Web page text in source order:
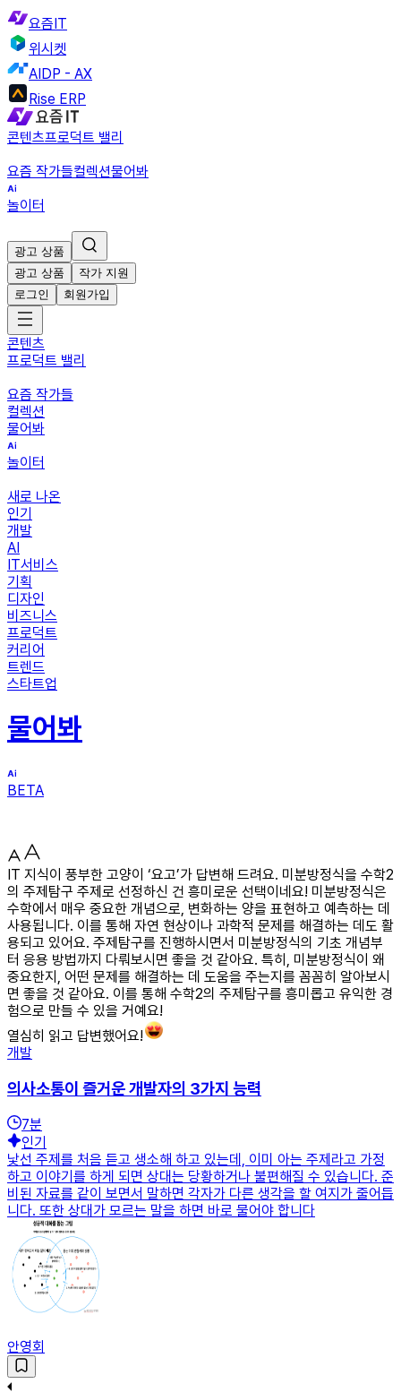
요즘IT
위시켓
AIDP - AX
Rise ERP
콘텐츠프로덕트 밸리
요즘 작가들컬렉션물어봐
놀이터
광고 상품
광고 상품
작가 지원
로그인
회원가입
콘텐츠
프로덕트 밸리
요즘 작가들
컬렉션
물어봐
놀이터
새로 나온
인기
개발
AI
IT서비스
기획
디자인
비즈니스
프로덕트
커리어
트렌드
스타트업
물어봐
BETA
IT 지식이 풍부한 고양이 ‘요고’가 답변해 드려요. 미분방정식을 수학2
의 주제탐구 주제로 선정하신 건 흥미로운 선택이네요! 미분방정식은
수학에서 매우 중요한 개념으로, 변화하는 양을 표현하고 예측하는 데
사용됩니다. 이를 통해 자연 현상이나 과학적 문제를 해결하는 데도 활
용되고 있어요. 주제탐구를 진행하시면서 미분방정식의 기초 개념부
터 응용 방법까지 다뤄보시면 좋을 것 같아요. 특히, 미분방정식이 왜
중요한지, 어떤 문제를 해결하는 데 도움을 주는지를 꼼꼼히 알아보시
면 좋을 것 같아요. 이를 통해 수학2의 주제탐구를 흥미롭고 유익한 경
험으로 만들 수 있을 거예요!
열심히 읽고 답변했어요!
개발
의사소통이 즐거운 개발자의 3가지 능력
7분
인기
낯선 주제를 처음 듣고 생소해 하고 있는데, 이미 아는 주제라고 가정
하고 이야기를 하게 되면 상대는 당황하거나 불편해질 수 있습니다. 준
비된 자료를 같이 보면서 말하면 각자가 다른 생각을 할 여지가 줄어듭
니다. 또한 상대가 모르는 말을 하면 바로 물어야 합니다
안영회